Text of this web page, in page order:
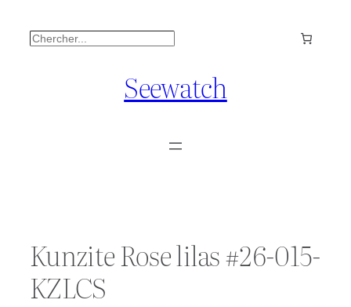
Rechercher
Seewatch
Kunzite Rose lilas #26-015-
KZLCS